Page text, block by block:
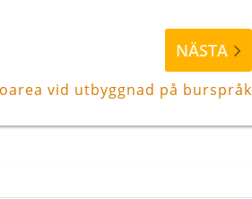
Nästa
inlägg
NÄSTA
vid utbyggnad på burspråk